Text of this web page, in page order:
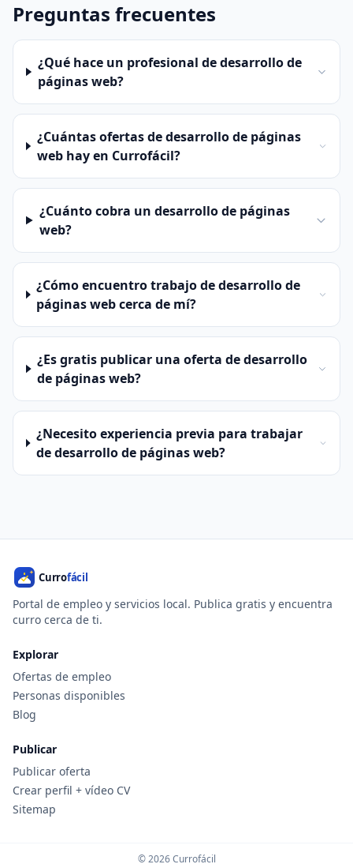
Preguntas frecuentes
¿Qué hace un profesional de desarrollo de
páginas web?
¿Cuántas ofertas de desarrollo de páginas
web hay en Currofácil?
¿Cuánto cobra un desarrollo de páginas
web?
¿Cómo encuentro trabajo de desarrollo de
páginas web cerca de mí?
¿Es gratis publicar una oferta de desarrollo
de páginas web?
¿Necesito experiencia previa para trabajar
de desarrollo de páginas web?
Portal de empleo y servicios local. Publica gratis y encuentra
curro cerca de ti.
Explorar
Ofertas de empleo
Personas disponibles
Blog
Publicar
Publicar oferta
Crear perfil + vídeo CV
Sitemap
© 2026 Currofácil